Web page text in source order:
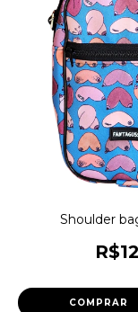
Shoulder
COMPRAR